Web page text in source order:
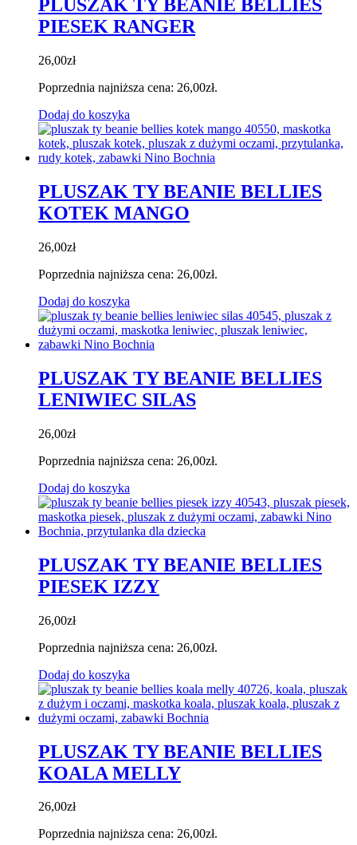
PLUSZAK TY BEANIE BELLIES
PIESEK RANGER
26,00zł
Poprzednia najniższa cena: 26,00zł.
Dodaj do koszyka
PLUSZAK TY BEANIE BELLIES
KOTEK MANGO
26,00zł
Poprzednia najniższa cena: 26,00zł.
Dodaj do koszyka
PLUSZAK TY BEANIE BELLIES
LENIWIEC SILAS
26,00zł
Poprzednia najniższa cena: 26,00zł.
Dodaj do koszyka
PLUSZAK TY BEANIE BELLIES
PIESEK IZZY
26,00zł
Poprzednia najniższa cena: 26,00zł.
Dodaj do koszyka
PLUSZAK TY BEANIE BELLIES
KOALA MELLY
26,00zł
Poprzednia najniższa cena: 26,00zł.